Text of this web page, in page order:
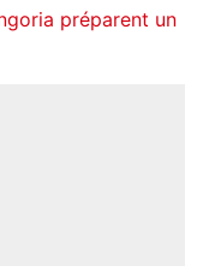
préparent un